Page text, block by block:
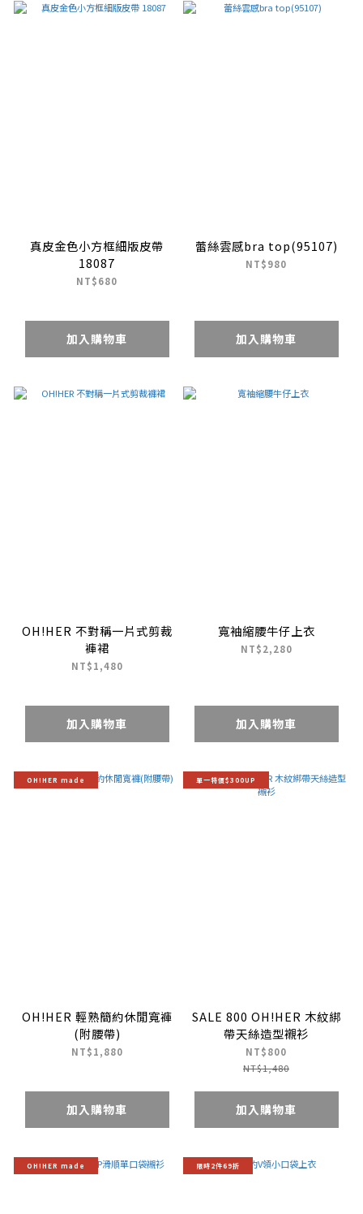
真皮金色小方框細版皮帶
18087
NT$680
加入購物車
蕾絲雲感bra top(95107)
NT$980
加入購物車
OH!HER 不對稱一片式剪裁
褲裙
NT$1,480
加入購物車
寬袖縮腰牛仔上衣
NT$2,280
加入購物車
OH!HER made
OH!HER 輕熟簡約休閒寬褲
(附腰帶)
NT$1,880
加入購物車
單一特價$300UP
SALE 800 OH!HER 木紋綁
帶天絲造型襯衫
NT$800
NT$1,480
加入購物車
OH!HER made 限時2件69折